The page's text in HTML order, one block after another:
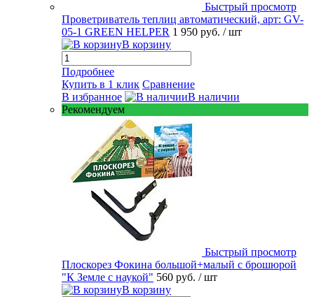
Быстрый просмотр
Проветриватель теплиц автоматический, арт: GV-
05-1 GREEN HELPER 1 950 руб. / шт
В корзину
Подробнее
Купить в 1 клик Сравнение
В избранное
В наличии
Рекомендуем
Быстрый просмотр
Плоскорез Фокина большой+малый с брошюрой
"К Земле с наукой" 560 руб. / шт
В корзину